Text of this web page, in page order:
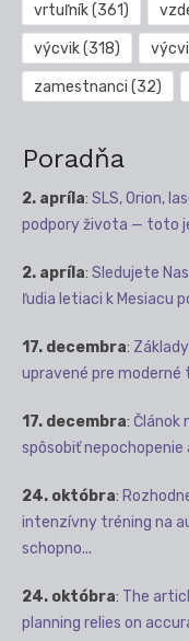
vrtuľník(361)
výcvik(318)
zamestnanci (32)
Poradňa
2. apríla: SLS, Orion,
podpory života — toto
2. apríla: Sledujete
ľudia letiaci k Mesiacu
17. decembra:
upravené pre moderné
17. decembra: Článok
spôsobiť
24. októbra:
intenzívny tréning na
schopno...
24. októbra: The
planning relies on